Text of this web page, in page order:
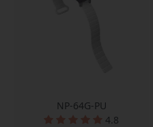
NP-64G-PU
4.8